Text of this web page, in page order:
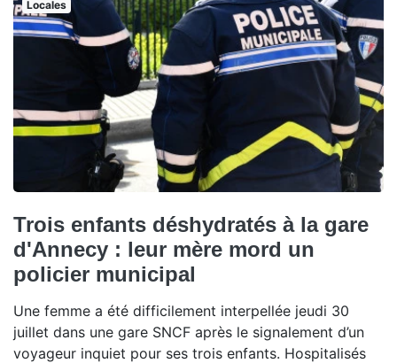
Locales
Trois enfants déshydratés à la gare
d'Annecy : leur mère mord un
policier municipal
Une femme a été difficilement interpellée jeudi 30
juillet dans une gare SNCF après le signalement d’un
voyageur inquiet pour ses trois enfants. Hospitalisés